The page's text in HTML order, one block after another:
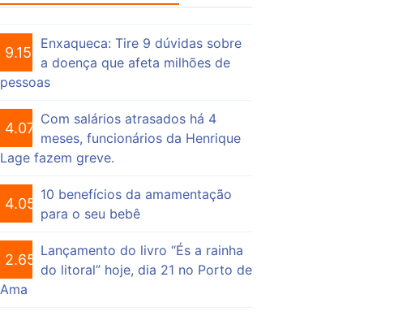
9.155
Enxaqueca: Tire 9 dúvidas sobre
a doença que afeta milhões de
pessoas
4.075
Com salários atrasados há 4
meses, funcionários da Henrique
Lage fazem greve.
4.056
10 benefícios da amamentação
para o seu bebê
2.652
Lançamento do livro “És a rainha
do litoral” hoje, dia 21 no Porto de
Ama